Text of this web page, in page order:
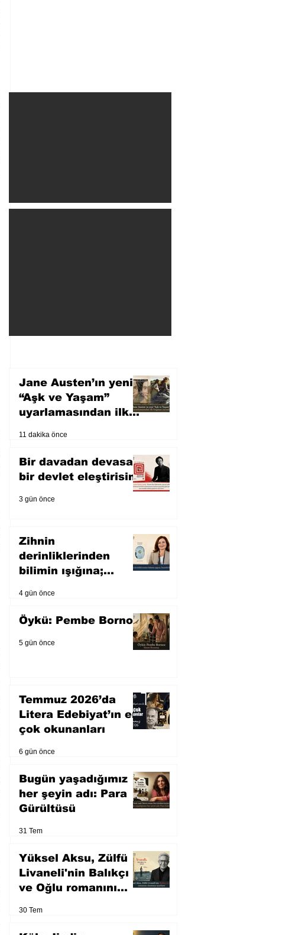
Jane Austen’ın yeni
“Aşk ve Yaşam”
uyarlamasından ilk
11 dakika önce
Bir davadan devasa
bir devlet eleştirisine
3 gün önce
Zihnin
derinliklerinden
bilimin ışığına;
4 gün önce
Öykü: Pembe Bornoz
5 gün önce
Temmuz 2026’da
Litera Edebiyat’ın en
çok okunanları
6 gün önce
Bugün yaşadığımız
her şeyin adı: Para
Gürültüsü
31 Tem
Yüksel Aksu, Zülfü
Livaneli'nin Balıkçı
ve Oğlu romanını
30 Tem